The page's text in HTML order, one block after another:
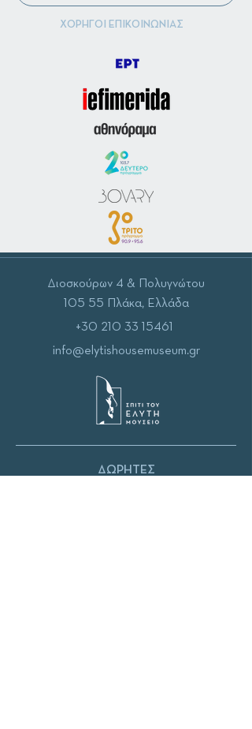
ΧΟΡΗΓΟΙ ΕΠΙΚΟΙΝΩΝΙΑΣ
Διοσκούρων 4 & Πολυγνώτου
105 55 Πλάκα, Ελλάδα
+30 210 33 15461
info@elytishousemuseum.gr
ΔΩΡΗΤΕΣ